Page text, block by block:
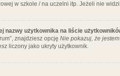
w szkole / na uczelni itp. Jeżeli nie
nazwy użytkownika na liście
znajdziesz opcję Nie pokazuj, że
liczony jako ukryty użytkownik.